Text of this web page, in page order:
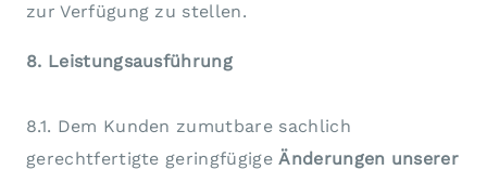
zur Verfügung zu stellen.
8. Leistungsausführung
8.1. Dem Kunden zumutbare sachlich
gerechtfertigte geringfügige Änderungen unserer